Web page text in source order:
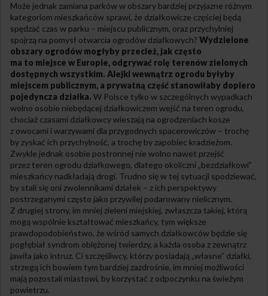
Może jednak zamiana parków w obszary bardziej przyjazne różnym
kategoriom mieszkańców sprawi, że działkowicze częściej będą
spędzać czas w parku – miejscu publicznym, oraz przychylniej
spojrzą na pomysł otwarcia ogrodów działkowych? Wydzielone
obszary ogrodów mogłyby przecież, jak często
ma to miejsce w Europie, odgrywać rolę terenów zielonych
dostępnych wszystkim. Alejki wewnątrz ogrodu byłyby
miejscem publicznym, a prywatną część stanowiłaby dopiero
pojedyncza działka. W Polsce tylko w szczególnych wypadkach
wolno osobie niebędącej działkowiczem wejść na teren ogrodu,
chociaż czasami działkowcy wieszają na ogrodzeniach kosze
z owocami i warzywami dla przygodnych spacerowiczów – trochę
by zyskać ich przychylność, a trochę by zapobiec kradzieżom.
Zwykle jednak osobie postronnej nie wolno nawet przejść
przez teren ogrodu działkowego, dlatego okoliczni „bezdziałkowi”
mieszkańcy nadkładają drogi. Trudno się w tej sytuacji spodziewać,
by stali się oni zwolennikami działek – z ich perspektywy
postrzeganymi często jako przywilej podarowany nielicznym.
Z drugiej strony, im mniej zieleni miejskiej, zwłaszcza takiej, którą
mogą wspólnie kształtować mieszkańcy, tym większe
prawdopodobieństwo, że wśród samych działkowców będzie się
pogłębiał syndrom oblężonej twierdzy, a każda osoba z zewnątrz
jawiła jako intruz. Ci szczęśliwcy, którzy posiadają „własne” działki,
strzegą ich bowiem tym bardziej zazdrośnie, im mniej możliwości
mają pozostali miastowi, by korzystać z odpoczynku na świeżym
powietrzu.